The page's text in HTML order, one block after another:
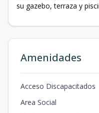
su gazebo, terraza y
Amenidades
Acceso Discapacitados
Area Social